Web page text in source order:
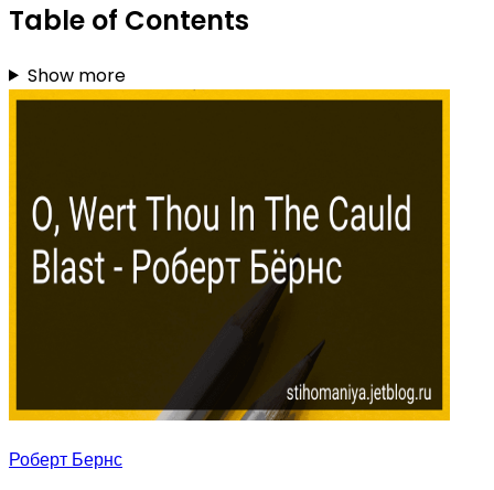
Table of Contents
Show more
Роберт Бернс